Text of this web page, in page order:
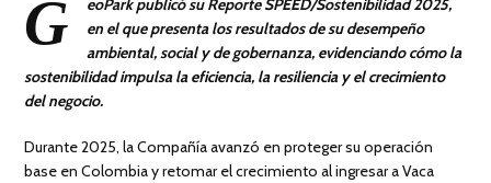
G
eoPark publicó su Reporte SPEED/Sostenibilidad 2025,
en el que presenta los resultados de su desempeño
ambiental, social y de gobernanza, evidenciando cómo la
sostenibilidad impulsa la eficiencia, la resiliencia y el crecimiento
del negocio.
Durante 2025, la Compañía avanzó en proteger su operación
base en Colombia y retomar el crecimiento al ingresar a Vaca